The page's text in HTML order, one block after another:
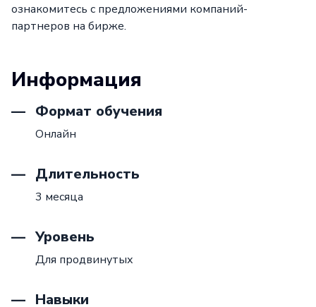
ознакомитесь с предложениями компаний-
партнеров на бирже.
Информация
Формат обучения
Онлайн
Длительность
3 месяца
Уровень
Для продвинутых
Навыки